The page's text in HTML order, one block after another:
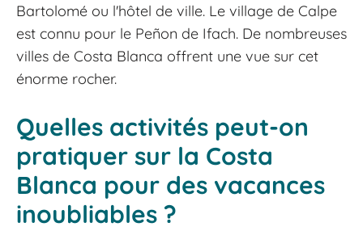
Bartolomé ou l'hôtel de ville. Le village de Calpe
est connu pour le Peñon de Ifach. De nombreuses
villes de Costa Blanca offrent une vue sur cet
énorme rocher.
Quelles activités peut-on
pratiquer sur la Costa
Blanca pour des vacances
inoubliables ?